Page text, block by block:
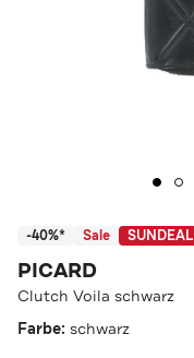
-40%* Sale SUNDEAL
PICARD
Clutch Voila schwarz
Farbe: schwarz